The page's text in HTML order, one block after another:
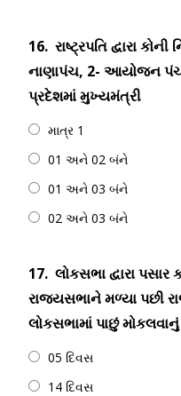
16. રાષ્ટ્રપતિ દ્વારા
નાણાપંચ, 2- આયોજન
પ્રદેશમાં મુખ્યમંત્રી
માત્ર 1
01 અને 02 બંને
01 અને 03 બંને
02 અને 03 બંને
17. લોકસભા દ્વારા
રાજ્યસભાને મળ્યા પછી
લોકસભામાં પાછું
05 દિવસ
14 દિવસ